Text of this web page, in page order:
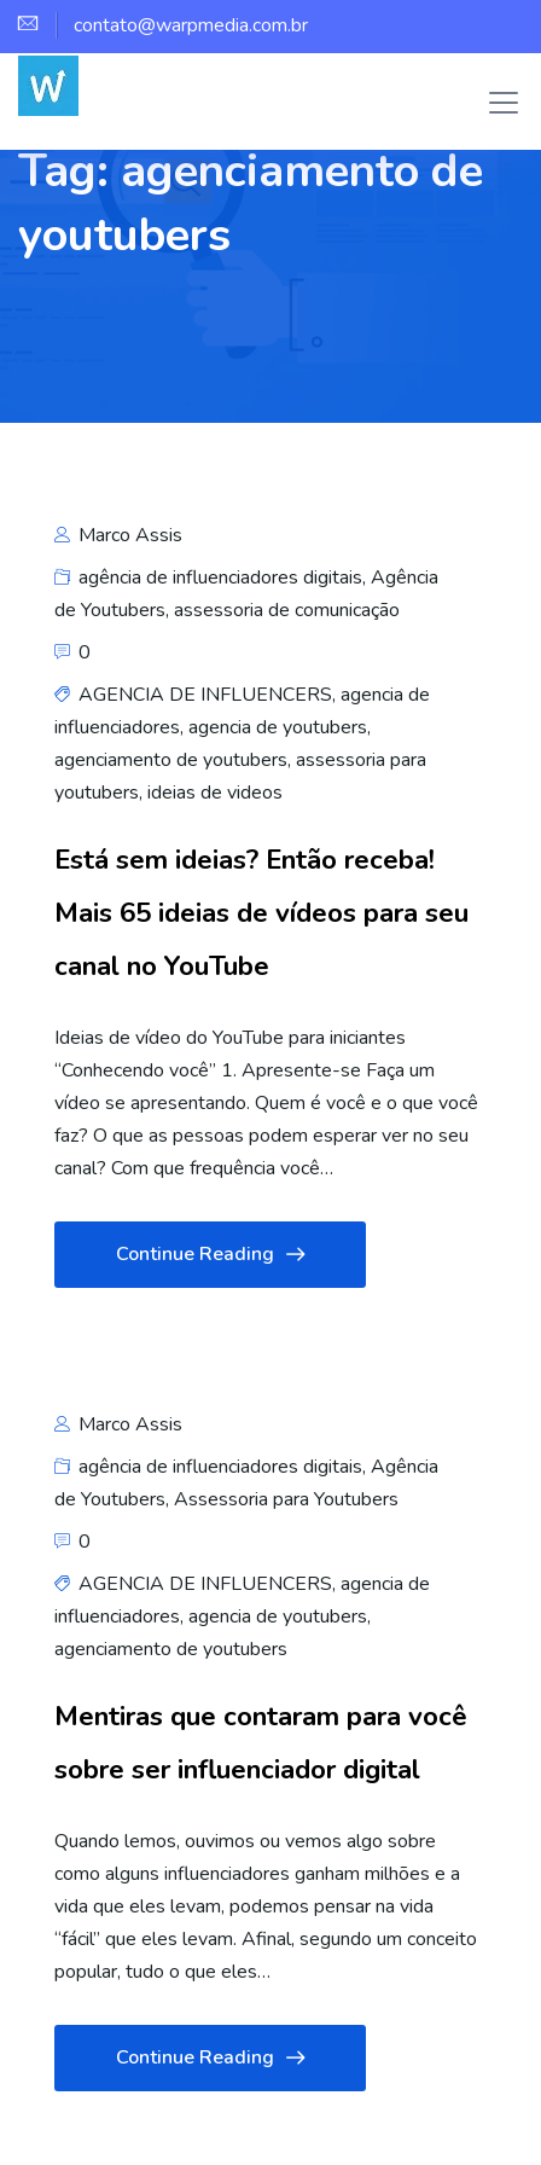
contato@warpmedia.com.br
Tag:agenciamento de
youtubers
Marco Assis
agência de influenciadores digitais, Agência
de Youtubers, assessoria de comunicação
0
AGENCIA DE INFLUENCERS, agencia de
influenciadores, agencia de youtubers,
agenciamento de youtubers, assessoria para
youtubers, ideias de videos
Está sem ideias? Então receba!
Mais 65 ideias de vídeos para seu
canal no YouTube
Ideias de vídeo do YouTube para iniciantes
“Conhecendo você” 1. Apresente-se Faça um
vídeo se apresentando. Quem é você e o que você
faz? O que as pessoas podem esperar ver no seu
canal? Com que frequência você…
Continue Reading
Marco Assis
agência de influenciadores digitais, Agência
de Youtubers, Assessoria para Youtubers
0
AGENCIA DE INFLUENCERS, agencia de
influenciadores, agencia de youtubers,
agenciamento de youtubers
Mentiras que contaram para você
sobre ser influenciador digital
Quando lemos, ouvimos ou vemos algo sobre
como alguns influenciadores ganham milhões e a
vida que eles levam, podemos pensar na vida
“fácil” que eles levam. Afinal, segundo um conceito
popular, tudo o que eles…
Continue Reading